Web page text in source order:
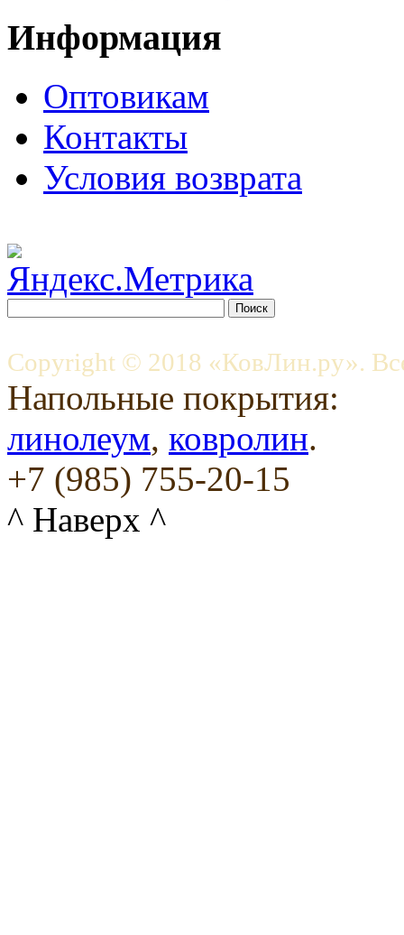
Информация
Оптовикам
Контакты
Условия возврата
Copyright © 2018 «КовЛин.ру».
Напольные покрытия:
линолеум, ковролин.
+7 (985) 755-20-15
^ Наверх ^